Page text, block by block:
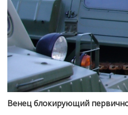
Венец блокирующий